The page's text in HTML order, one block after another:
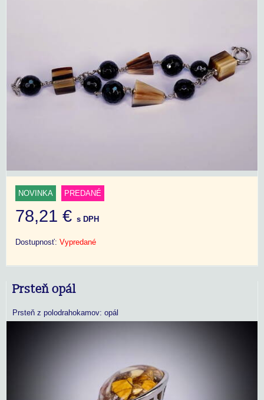
NOVINKA PREDANÉ
78,21 € s DPH
Dostupnosť: Vypredané
Prsteň opál
Prsteň z polodrahokamov: opál